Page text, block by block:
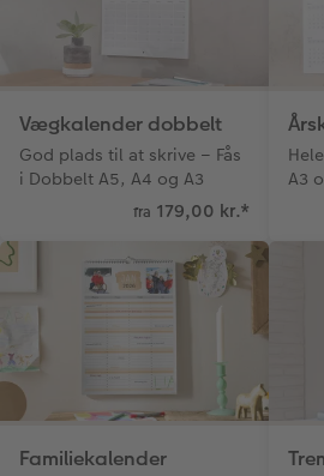
Vægkalender dobbelt
God plads til at skrive – Fås
i Dobbelt A5, A4 og A3
fra 179,00 kr.*
A3
Familiekalender